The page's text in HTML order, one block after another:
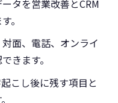
ータを営業改善とCRM
。
対面、電話、オンライ
きます。
起こし後に残す項目と